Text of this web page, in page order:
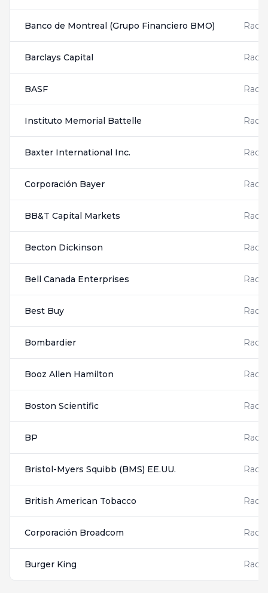
Banco de Montreal (Grupo Financiero BMO)
Barclays Capital
BASF
Instituto Memorial Battelle
Baxter International Inc.
Corporación Bayer
BB&T Capital Markets
Becton Dickinson
Bell Canada Enterprises
Best Buy
Bombardier
Booz Allen Hamilton
Boston Scientific
BP
Bristol-Myers Squibb (BMS) EE.UU.
British American Tobacco
Corporación Broadcom
Burger King